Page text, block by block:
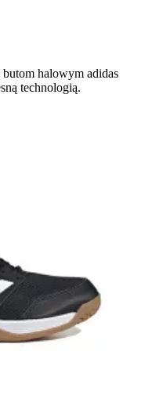
halowym adidas
technologią.